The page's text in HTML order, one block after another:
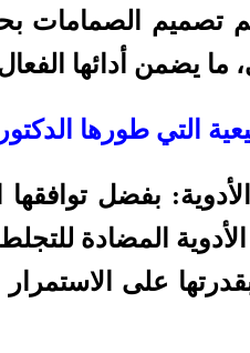
تصميم الصمامات
ما يضمن أدائها
التي طورها
بفضل
المضادة
على